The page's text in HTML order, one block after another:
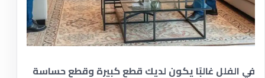
في الفلل غالبًا يكون لديك قطع كبيرة وقطع حساسة